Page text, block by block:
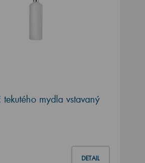
tekutého mydla vstavaný
DETAIL